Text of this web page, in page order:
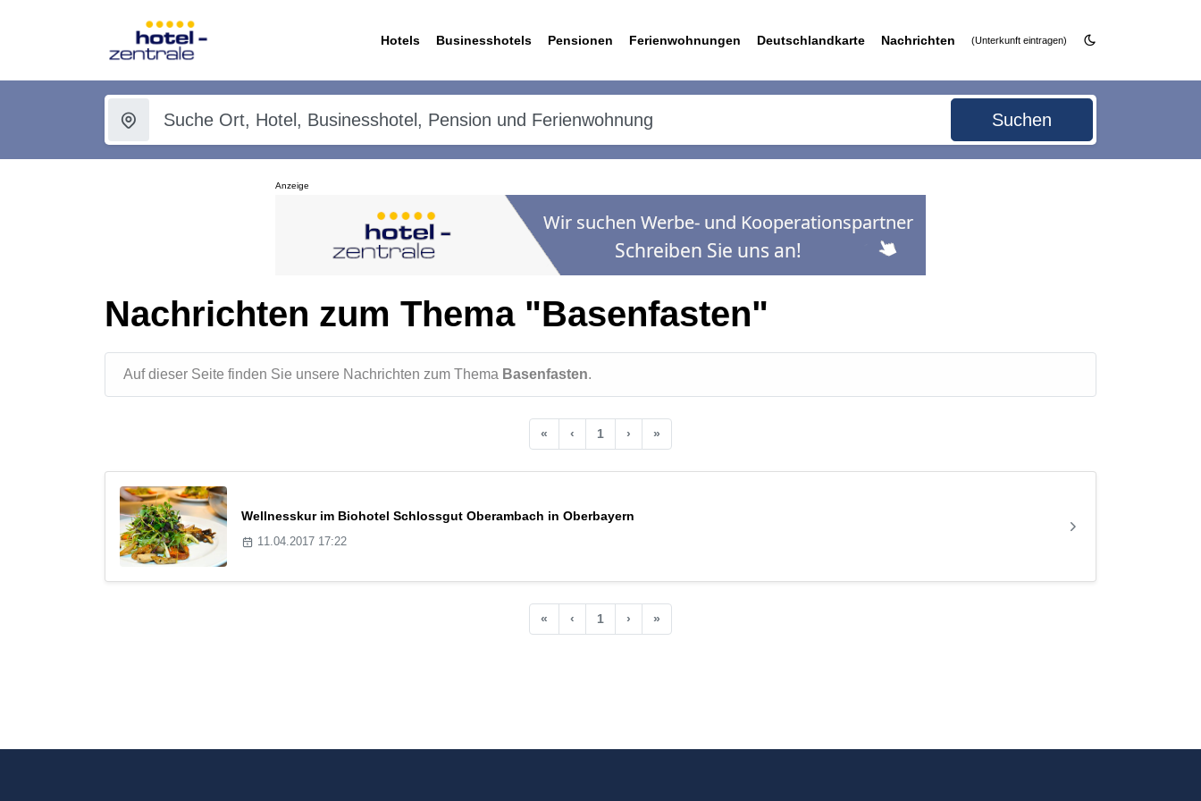
Hotels Businesshotels Pensionen Ferienwohnungen Deutschlandkarte Nachrichten (Unterkunft eintragen)
Suchen
Anzeige
Nachrichten zum Thema "Basenfasten"
Auf dieser Seite finden Sie unsere Nachrichten zum Thema Basenfasten.
« ‹ 1 › »
Wellnesskur im Biohotel Schlossgut Oberambach in Oberbayern
11.04.2017 17:22
« ‹ 1 › »